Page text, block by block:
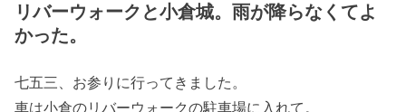
リバーウォークと小倉城。雨が降らなくてよ
かった。
七五三、お参りに行ってきました。
車は小倉のリバーウォークの駐車場に入れて。